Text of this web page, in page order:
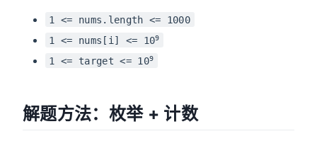
1 <= nums.length <= 1000
1 <= nums[i] <= 109
1 <= target <= 109
解题方法：枚举 + 计数